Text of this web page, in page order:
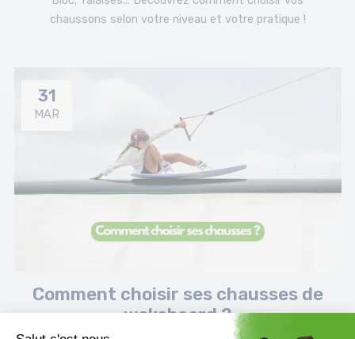
chaussons selon votre niveau et votre pratique !
31
MAR
Comment choisir ses chausses de
wakeboard ?